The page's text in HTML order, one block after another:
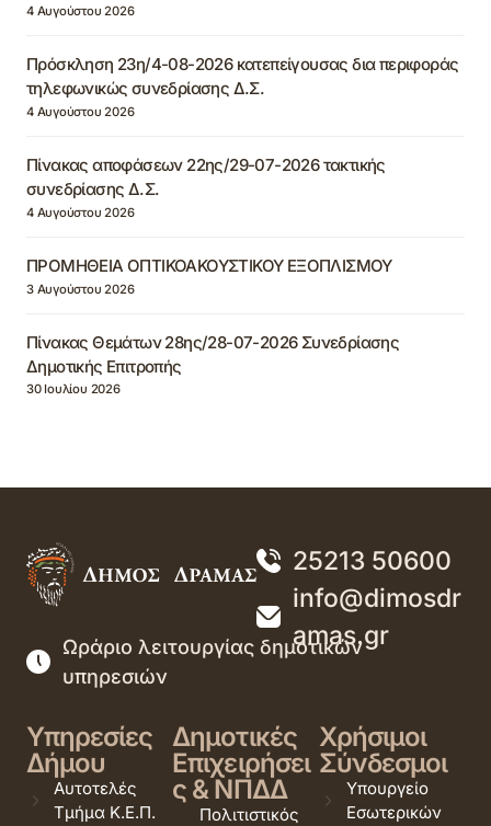
4 Αυγούστου 2026
Πρόσκληση 23η/4-08-2026 κατεπείγουσας δια περιφοράς
τηλεφωνικώς συνεδρίασης Δ.Σ.
4 Αυγούστου 2026
Πίνακας αποφάσεων 22ης/29-07-2026 τακτικής
συνεδρίασης Δ.Σ.
4 Αυγούστου 2026
ΠΡΟΜΗΘΕΙΑ ΟΠΤΙΚΟΑΚΟΥΣΤΙΚΟΥ ΕΞΟΠΛΙΣΜΟΥ
3 Αυγούστου 2026
Πίνακας Θεμάτων 28ης/28-07-2026 Συνεδρίασης
Δημοτικής Επιτροπής
30 Ιουλίου 2026
25213 50600
info@dimosdr
amas.gr
Ωράριο λειτουργίας δημοτικών
υπηρεσιών
Υπηρεσίες
Δήμου
Αυτοτελές
Τμήμα Κ.Ε.Π.
Δημοτικές
Επιχειρήσει
ς & ΝΠΔΔ
Πολιτιστικός
Χρήσιμοι
Σύνδεσμοι
Υπουργείο
Εσωτερικών